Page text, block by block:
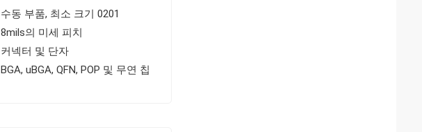
수동 부품, 최소 크기 0201
8mils의 미세 피치
커넥터 및 단자
BGA, uBGA, QFN, POP 및 무연 칩